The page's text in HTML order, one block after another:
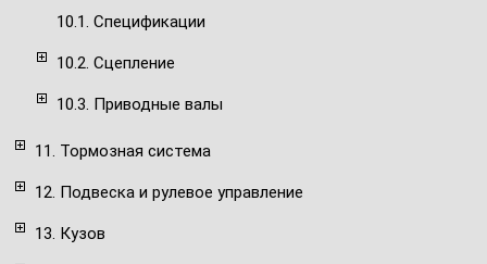
10.1. Спецификации
10.2. Сцепление
10.3. Приводные валы
11. Тормозная система
12. Подвеска и рулевое управление
13. Кузов